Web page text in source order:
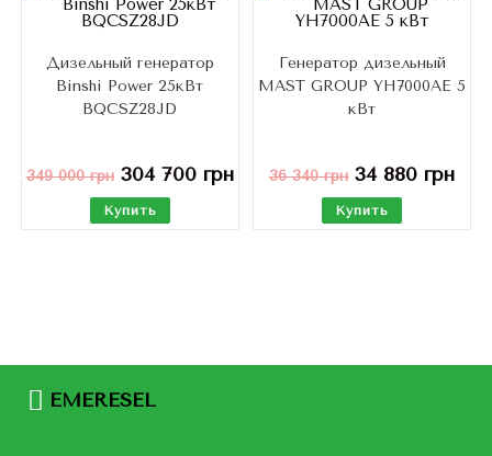
Дизельный генератор
Binshi Power 25кВт
BQCSZ28JD
349 000грн 304 700грн
Купить
Генератор дизельный
MAST GROUP YH7000AE 5
кВт
36 340грн 34 880 грн
Купить
EMERESEL